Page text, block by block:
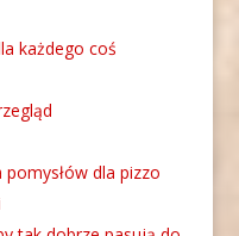
każdego coś
pomysłów dla pizzo